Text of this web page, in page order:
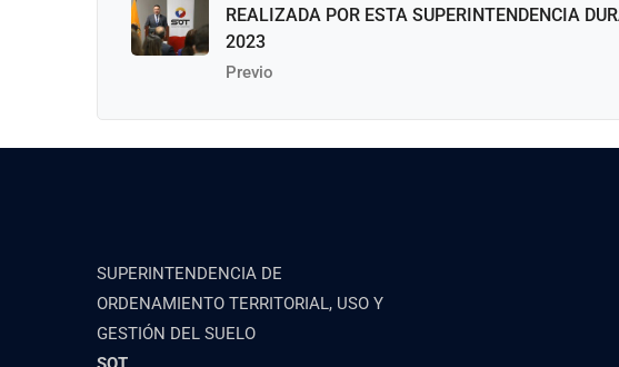
REALIZADA POR ESTA SUPERINTENDENCIA
2023
Previo
SUPERINTENDENCIA DE
ORDENAMIENTO TERRITORIAL, USO Y
GESTIÓN DEL SUELO